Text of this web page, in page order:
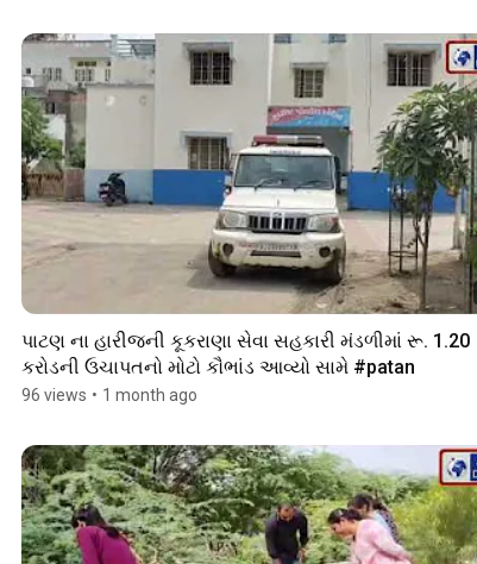
પાટણ ના હારીજની કૂકરાણા સેવા સહકારી મંડળીમાં રૂ. 1.20
96 views • 1 month ago